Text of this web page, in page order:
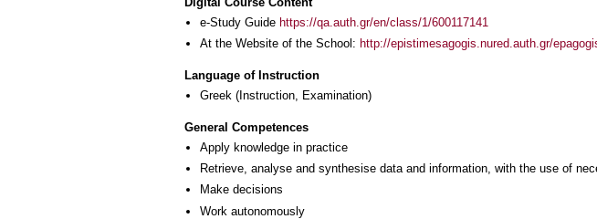
e-Study Guide https://qa.auth.gr/en/class/1/600117141
At the Website of the School: http://epistimesagogis.nured.auth.gr/
Language of Instruction
Greek (Instruction, Examination)
General Competences
Apply knowledge in practice
Retrieve, analyse and synthesise data and information, with the use of
Make decisions
Work autonomously